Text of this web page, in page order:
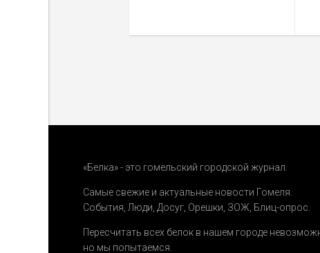
«Белка» - это гомельский городской журнал.
Самые свежие и актуальные новости Гомеля.
События Люди Досуг Орешки ЗОЖ Блиц-опрос
Пересчитать всех белок в нашем городе
но мы попытаемся.